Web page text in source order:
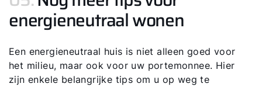
energieneutraal wonen
Een energieneutraal huis is niet alleen goed voor
het milieu, maar ook voor uw portemonnee. Hier
zijn enkele belangrijke tips om u op weg te